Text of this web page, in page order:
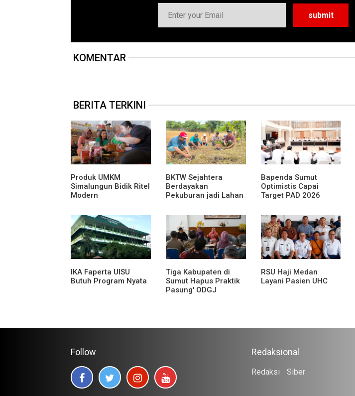
KOMENTAR
BERITA TERKINI
Produk UMKM
Simalungun Bidik Ritel
Modern
BKTW Sejahtera
Berdayakan
Pekuburan jadi Lahan
Bapenda Sumut
Optimistis Capai
Target PAD 2026
IKA Faperta UISU
Butuh Program Nyata
Tiga Kabupaten di
Sumut Hapus Praktik
Pasung' ODGJ
RSU Haji Medan
Layani Pasien UHC
Follow Redaksional
Redaksi Siber